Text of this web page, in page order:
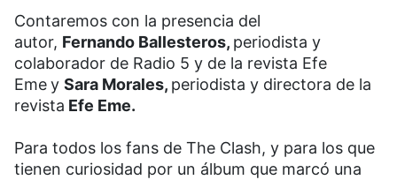
Contaremos con la presencia del
autor, Fernando Ballesteros, periodista y
colaborador de Radio 5 y de la revista Efe
Emey Sara Morales, periodista y directora de la
revista Efe Eme.
Para todos los fans de The Clash, y para los que
tienen curiosidad por un álbum que marcó una